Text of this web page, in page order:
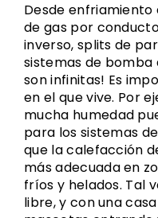
Desde
de gas por
inverso, splits de
sistemas de bomba
son infinitas! Es
en el que vive. Por
mucha humedad
para los sistemas
que la calefacción
más adecuada en
fríos y helados. Tal
libre, y con una